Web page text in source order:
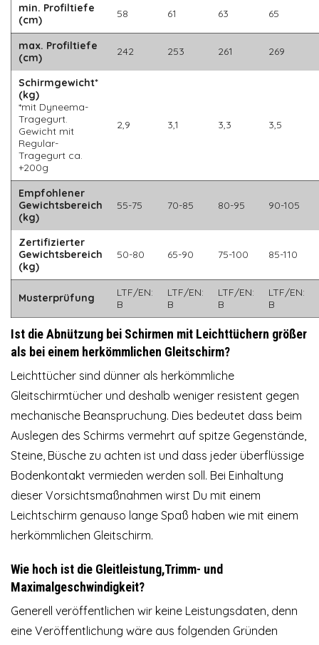
min. Profiltiefe
(cm)
58 61 63 65
max. Profiltiefe
(cm)
242 253 261 269
Schirmgewicht*
(kg)
*mit Dyneema-
Tragegurt.
Gewicht mit
Regular-
Tragegurt ca.
+200g
2,9 3,1 3,3 3,5
Empfohlener
Gewichtsbereich
(kg)
55-75 70-85 80-95 90-105
Zertifizierter
Gewichtsbereich
(kg)
50-80 65-90 75-100 85-110
Musterprüfung
LTF/EN:
B
LTF/EN:
B
LTF/EN:
B
LTF/EN:
B
Ist die Abnützung bei Schirmen mit Leichttüchern größer
als bei einem herkömmlichen Gleitschirm?
Leichttücher sind dünner als herkömmliche
Gleitschirmtücher und deshalb weniger resistent gegen
mechanische Beanspruchung. Dies bedeutet dass beim
Auslegen des Schirms vermehrt auf spitze Gegenstände,
Steine, Büsche zu achten ist und dass jeder überflüssige
Bodenkontakt vermieden werden soll. Bei Einhaltung
dieser Vorsichtsmaßnahmen wirst Du mit einem
Leichtschirm genauso lange Spaß haben wie mit einem
herkömmlichen Gleitschirm.
Wie hoch ist die Gleitleistung,Trimm- und
Maximalgeschwindigkeit?
Generell veröffentlichen wir keine Leistungsdaten, denn
eine Veröffentlichung wäre aus folgenden Gründen